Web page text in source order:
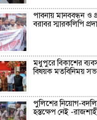
পাবনায় মানববন্ধন ও
বরাবর স্মারকলিপি
মধুপুরে বিকাশের
বিষয়ক মতবিনিময়
পুলিশের নিয়োগ-
হস্তক্ষেপ নেই -